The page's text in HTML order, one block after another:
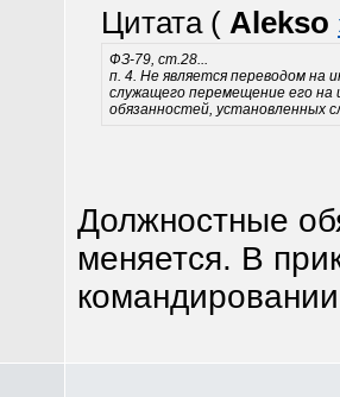
Цитата ( Alekso
ФЗ-79, ст.28...
п. 4. Не является переводом на
служащего перемещение его на
обязанностей, установленных
Должностные
меняется. В